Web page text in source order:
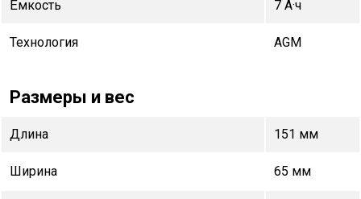
Ёмкость 7 А·ч
Технология AGM
Размеры и вес
Длина 151 мм
Ширина 65 мм